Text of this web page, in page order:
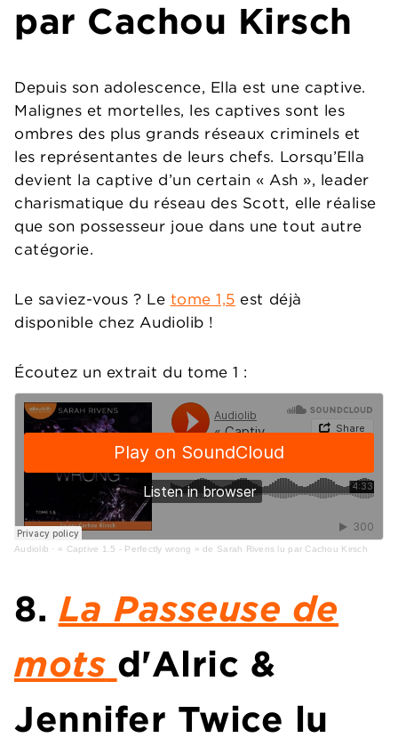
par Cachou Kirsch
Depuis son adolescence, Ella est une captive.
Malignes et mortelles, les captives sont les
ombres des plus grands réseaux criminels et
les représentantes de leurs chefs. Lorsqu’Ella
devient la captive d’un certain « Ash », leader
charismatique du réseau des Scott, elle réalise
que son possesseur joue dans une tout autre
catégorie.
Le saviez-vous ? Le tome 1,5 est déjà
disponible chez Audiolib !
Écoutez un extrait du tome 1 :
Audiolib · « Captive 1.5 - Perfectly wrong » de Sarah Rivens lu par Cachou Kirsch
8. La Passeuse de
mots d'Alric &
Jennifer Twice lu